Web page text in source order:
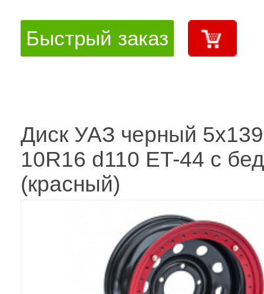
Быстрый заказ
Диск УАЗ черный
10R16 d110 ET-44 с
(красный)